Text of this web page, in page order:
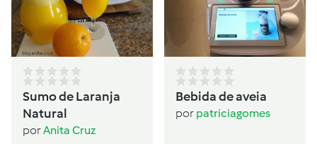
Sumo de Laranja
Natural
porAnita Cruz
Bebida de aveia
por patriciagomes